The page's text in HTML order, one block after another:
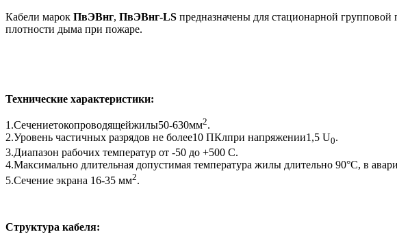
Кабели марок ПвЭВнг, ПвЭВнг-LS предназначены для стационарной
плотности дыма при пожаре.
Технические характеристики:
1.Сечениетокопроводящейжилы50-630мм2.
2.Уровень частичных разрядов не более10 ПКлпри напряжении1,5 U0.
3.Диапазон рабочих температур от -50 до +500 С.
4.Максимально длительная допустимая температура жилы длительно 90°С, в
5.Сечение экрана 16-35 мм2.
Структура кабеля: